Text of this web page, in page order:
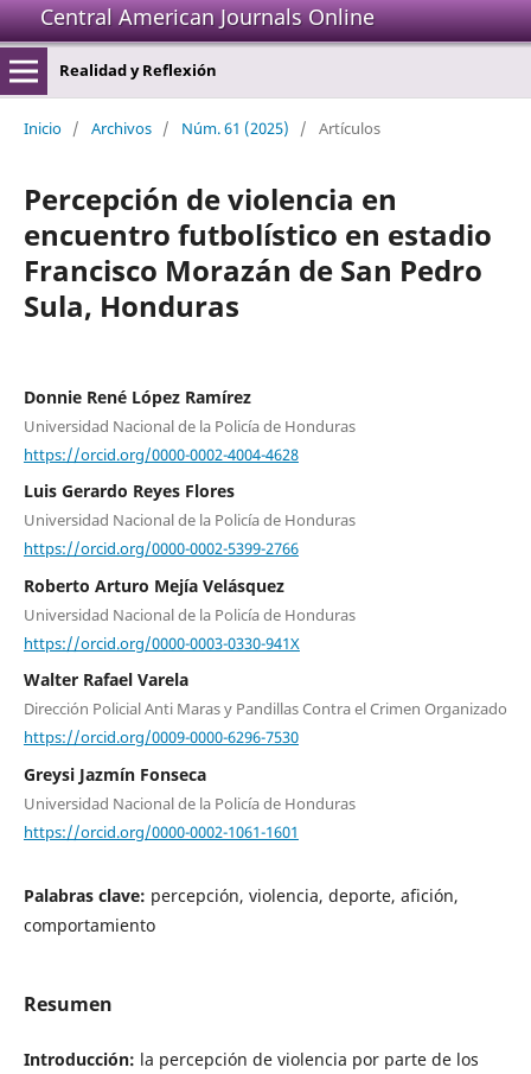
Central American Journals Online
Realidad y Reflexión
Inicio / Archivos / Núm. 61 (2025) / Artículos
Percepción de violencia en
encuentro futbolístico en estadio
Francisco Morazán de San Pedro
Sula, Honduras
Donnie René López Ramírez
Universidad Nacional de la Policía de Honduras
https://orcid.org/0000-0002-4004-4628
Luis Gerardo Reyes Flores
Universidad Nacional de la Policía de Honduras
https://orcid.org/0000-0002-5399-2766
Roberto Arturo Mejía Velásquez
Universidad Nacional de la Policía de Honduras
https://orcid.org/0000-0003-0330-941X
Walter Rafael Varela
Dirección Policial Anti Maras y Pandillas Contra el Crimen Organizado
https://orcid.org/0009-0000-6296-7530
Greysi Jazmín Fonseca
Universidad Nacional de la Policía de Honduras
https://orcid.org/0000-0002-1061-1601
Palabras clave: percepción, violencia, deporte, afición,
comportamiento
Resumen
Introducción: la percepción de violencia por parte de los